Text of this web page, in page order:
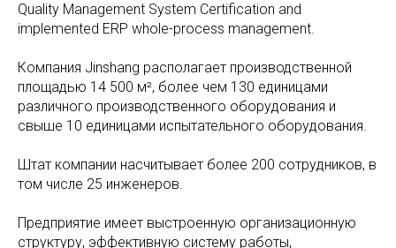
Quality Management System Certification and
implemented ERP whole-process management.
Компания Jinshang располагает производственной
площадью 14 500 м², более чем 130 единицами
различного производственного оборудования и
свыше 10 единицами испытательного оборудования.
Штат компании насчитывает более 200 сотрудников, в
том числе 25 инженеров.
Предприятие имеет выстроенную организационную
структуру, эффективную систему работы,